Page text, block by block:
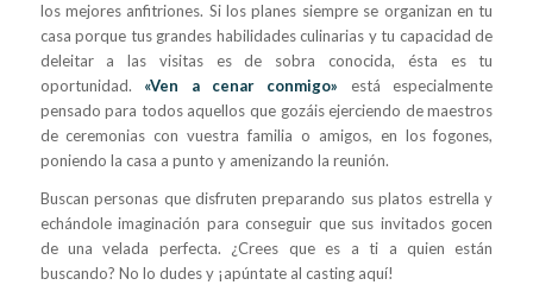
los mejores anfitriones. Si los planes siempre se organizan en tu
casa porque tus grandes habilidades culinarias y tu capacidad de
deleitar a las visitas es de sobra conocida, ésta es tu
oportunidad. «Ven a cenar conmigo» está especialmente
pensado para todos aquellos que gozáis ejerciendo de maestros
de ceremonias con vuestra familia o amigos, en los fogones,
poniendo la casa a punto y amenizando la reunión.
Buscan personas que disfruten preparando sus platos estrella y
echándole imaginación para conseguir que sus invitados gocen
de una velada perfecta. ¿Crees que es a ti a quien están
buscando? No lo dudes y ¡apúntate al casting aquí!